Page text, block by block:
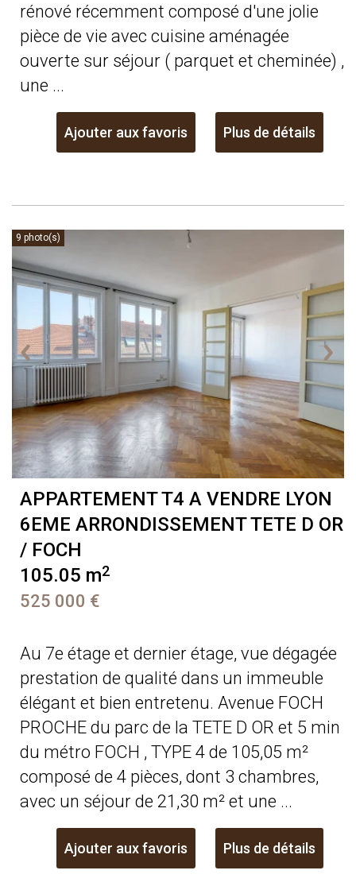
rénové récemment composé d'une jolie
pièce de vie avec cuisine aménagée
ouverte sur séjour ( parquet et cheminée) ,
une ...
Ajouter aux favoris Plus de détails
9 photo(s)
APPARTEMENT T4 A VENDRE LYON
6EME ARRONDISSEMENT TETE D OR
/ FOCH
105.05 m2
525 000 €
Au 7e étage et dernier étage, vue dégagée
prestation de qualité dans un immeuble
élégant et bien entretenu. Avenue FOCH
PROCHE du parc de la TETE D OR et 5 min
du métro FOCH , TYPE 4 de 105,05 m²
composé de 4 pièces, dont 3 chambres,
avec un séjour de 21,30 m² et une ...
Ajouter aux favoris Plus de détails